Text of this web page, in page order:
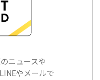
ニュースや
やメールで